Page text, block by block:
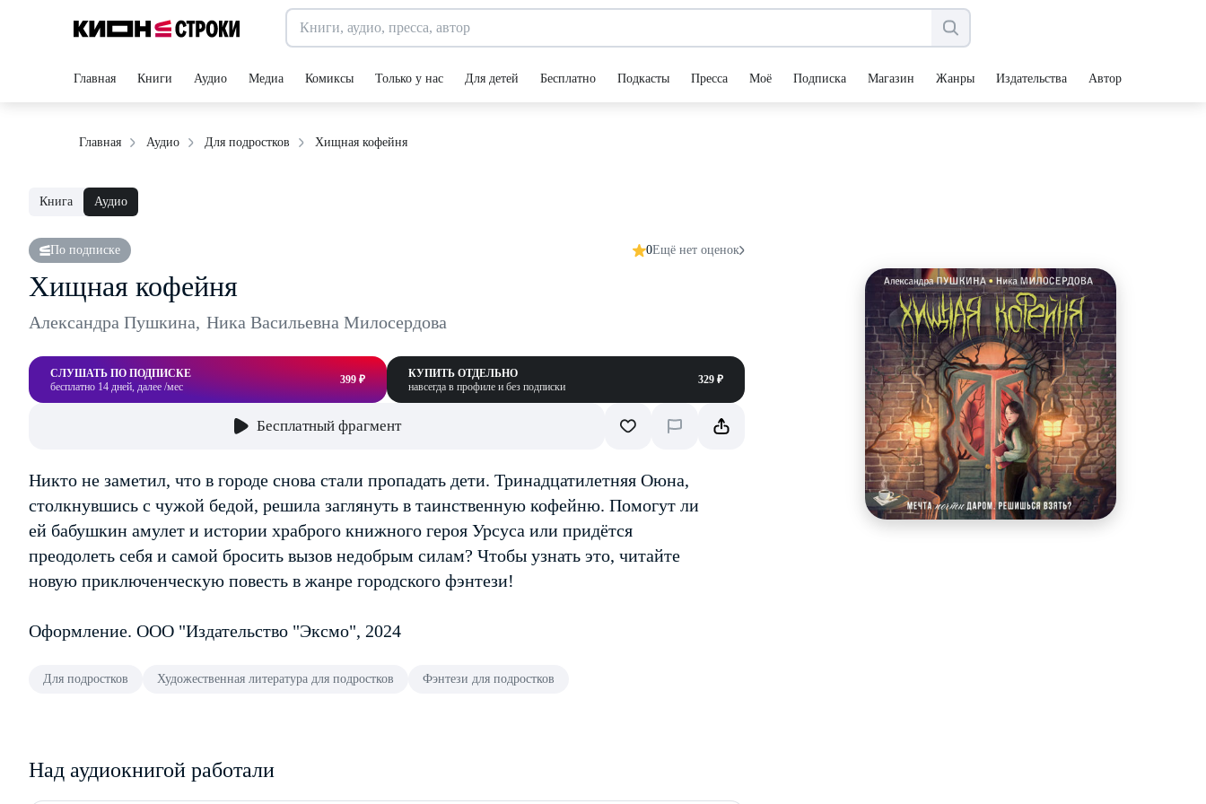
Главная Книги Аудио Медиа Комиксы Только у нас Для детей Бесплатно Подкасты Пресса Моё Подписка Магазин Жанры Издательства Авторы
Главная Аудио Для подростков Хищная кофейня
Книга Аудио
По подписке 0Ещё нет оценок
Хищная кофейня
Александра Пушкина, Ника Васильевна Милосердова
СЛУШАТЬ ПО ПОДПИСКЕ
бесплатно 14 дней, далее /мес
399 ₽
КУПИТЬ ОТДЕЛЬНО
навсегда в профиле и без подписки
329 ₽
Бесплатный фрагмент
Никто не заметил, что в городе снова стали пропадать дети. Тринадцатилетняя Оюна,
столкнувшись с чужой бедой, решила заглянуть в таинственную кофейню. Помогут ли
ей бабушкин амулет и истории храброго книжного героя Урсуса или придётся
преодолеть себя и самой бросить вызов недобрым силам? Чтобы узнать это, читайте
новую приключенческую повесть в жанре городского фэнтези!
Оформление. ООО "Издательство "Эксмо", 2024
Для подростков Художественная литература для подростков Фэнтези для подростков
Над аудиокнигой работали